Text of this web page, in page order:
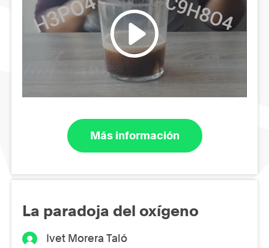
Más información
La paradoja del oxígeno
Ivet Morera Taló